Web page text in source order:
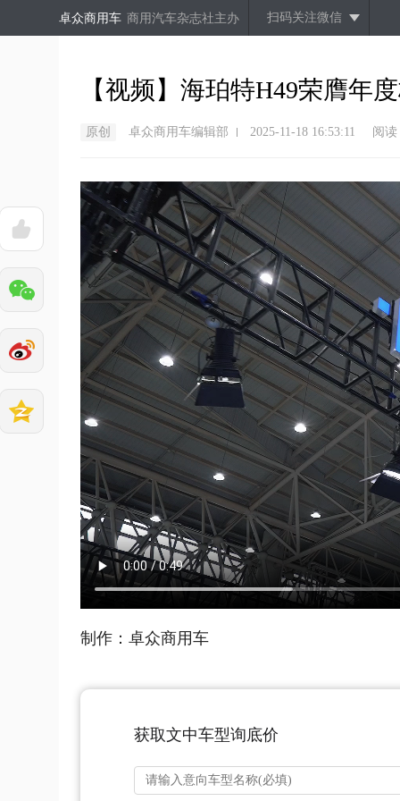
卓众商用车 商用汽车杂志社主办 扫码关注微信
【视频】海珀特H49荣膺年
原创 卓众商用车编辑部 2025-11-18 16:53:11 阅读
制作：卓众商用车
获取文中车型询底价